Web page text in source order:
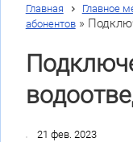
Главная Главное
абонентов»
21 фев. 2023